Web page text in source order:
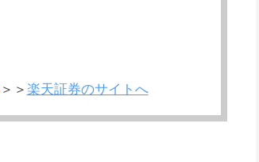
＞＞ 楽天証券のサイトへ